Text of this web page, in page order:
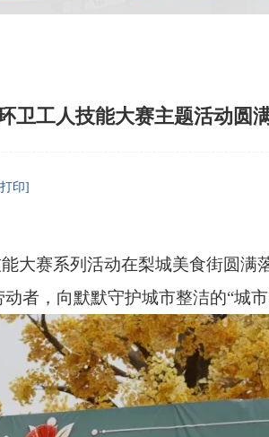
卫工人技能大赛主题活动圆
印]
大赛系列活动在梨城美食街圆满
者，向默默守护城市整洁的“城市